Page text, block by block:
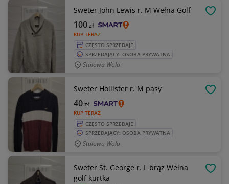
Sweter John Lewis r. M Wełna Golf
KUP TERAZ
100zł
CZĘSTO SPRZEDAJE
SPRZEDAJĄCY: OSOBA PRYWATNA
Stalowa Wola
Sweter Hollister r. M pasy
KUP TERAZ
40zł
CZĘSTO SPRZEDAJE
SPRZEDAJĄCY: OSOBA PRYWATNA
Stalowa Wola
Sweter St. George r. L brąz Wełna
golf kurtka